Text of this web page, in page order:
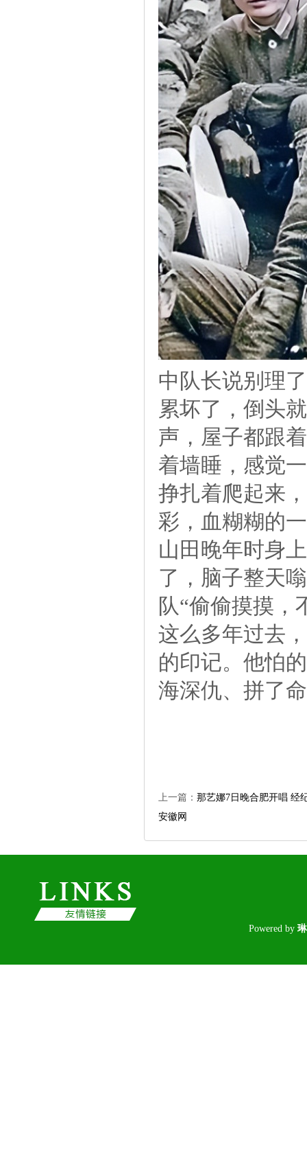
中队长说别理
累坏了，倒头
声，屋子都跟
着墙睡，感觉
挣扎着爬起来
彩，血糊糊的
山田晚年时身
了，脑子整天
队“偷偷摸摸，
这么多年过去
的印记。他怕
海深仇、拼了
上一篇： 那艺娜7日晚合肥开唱经
安徽网
Poweredby